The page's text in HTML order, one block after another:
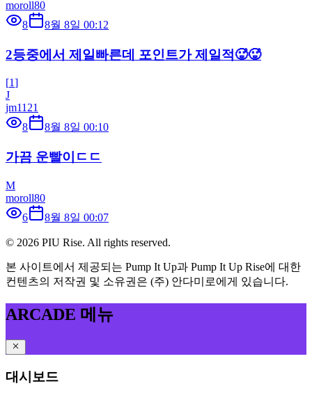
moroll80
8
8월 8일 00:12
2등중에서 제일빠른데 포인트가 제일적🥵🥵
[1]
J
jm1121
8
8월 8일 00:10
가끔 운빨이ㄷㄷ
M
moroll80
6
8월 8일 00:07
© 2026 PIU Rise. All rights reserved.
본 사이트에서 제공되는 Pump It Up과 Pump It Up Rise에 대한
컨텐츠의 저작권 및 소유권은 (주) 안다미로에게 있습니다.
ARCADE 메뉴
대시보드